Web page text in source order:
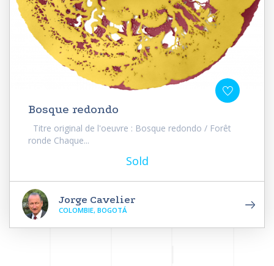
Bosque redondo
Titre original de l'oeuvre : Bosque redondo / Forêt
ronde Chaque...
Sold
Jorge Cavelier
COLOMBIE, BOGOTÁ